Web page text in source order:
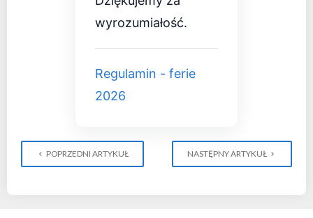
wyrozumiałość.
Regulamin - ferie
2026
POPRZEDNI ARTYKUŁ NASTĘPNY ARTYKUŁ